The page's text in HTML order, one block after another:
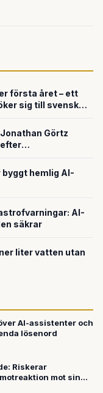
första året – ett
sig till svensk
Görtz
hemlig AI-
AI-
säkrar
liter vatten utan
AI-assistenter och
lösenord
Riskerar
mot sin